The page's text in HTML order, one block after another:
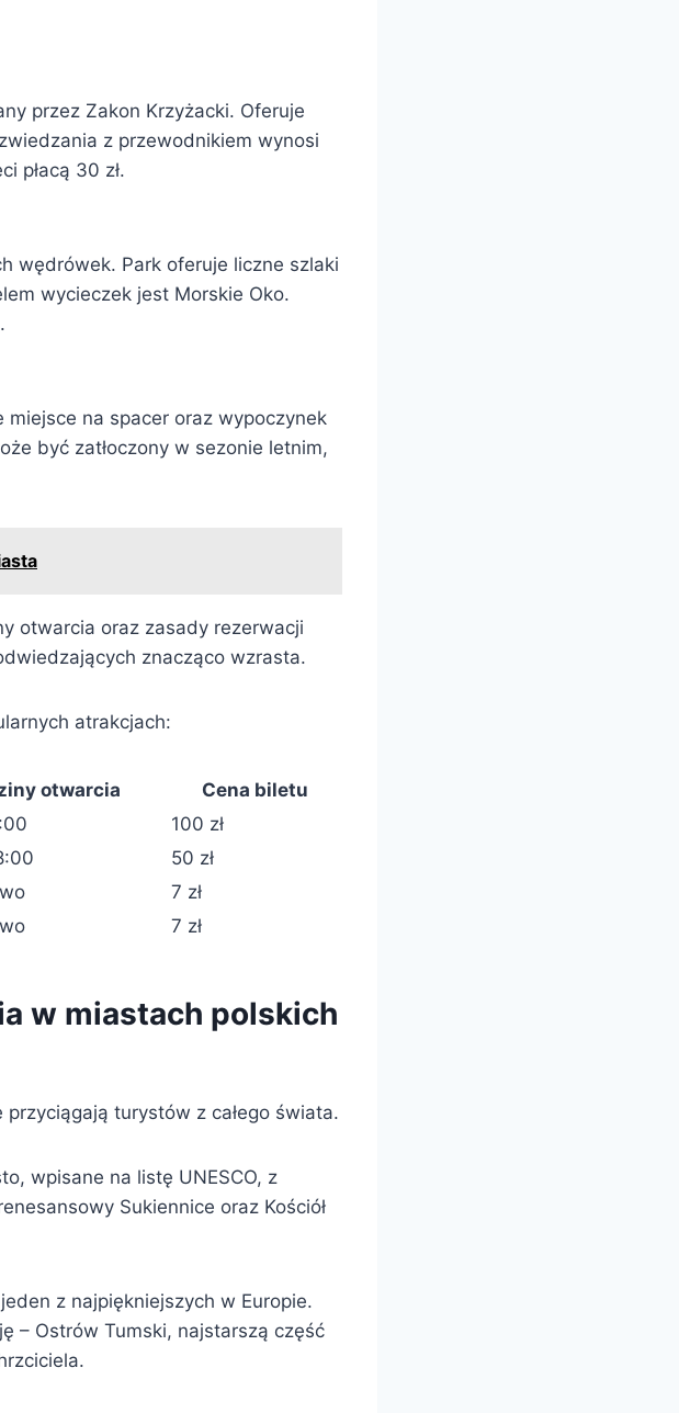
przez Zakon Krzyżacki. Oferuje
z przewodnikiem wynosi
płacą 30 zł.
wędrówek. Park oferuje liczne szlaki
wycieczek jest Morskie Oko.
na spacer oraz wypoczynek
być zatłoczony w sezonie letnim,
otwarcia oraz zasady rezerwacji
znacząco wzrasta.
atrakcjach:
otwarcia
Cena biletu
100 zł
50 zł
7 zł
7 zł
w miastach polskich
turystów z całego świata.
wpisane na listę UNESCO, z
Sukiennice oraz Kościół
z najpiękniejszych w Europie.
– Ostrów Tumski, najstarszą część